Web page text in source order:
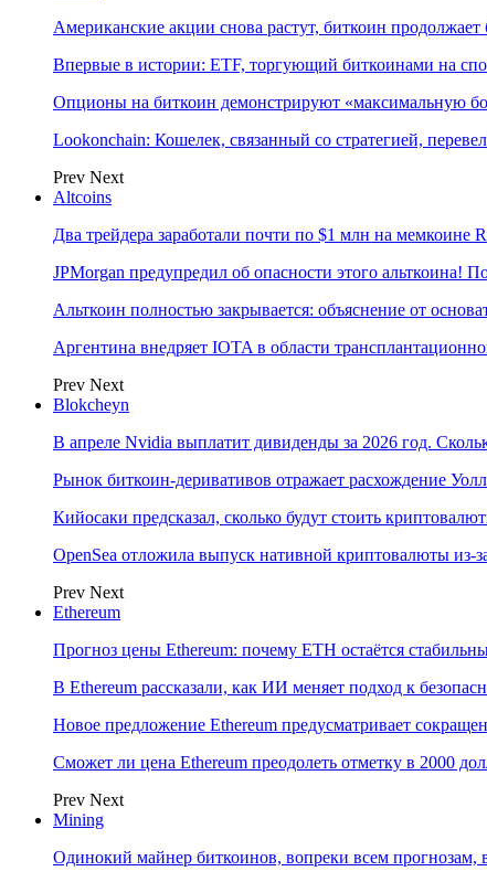
Американские акции снова растут, биткоин
Впервые в истории: ETF, торгующий биткоинами на
Опционы на биткоин демонстрируют «максимальную
Lookonchain: Кошелек, связанный со стратегией,
Prev Next
Altcoins
Два трейдера заработали почти по $1 млн на мемкоине
JPMorgan предупредил об опасности этого альткоина!
Альткоин полностью закрывается: объяснение от
Аргентина внедряет IOTA в области
Prev Next
Blokcheyn
В апреле Nvidia выплатит дивиденды за 2026 год.
Рынок биткоин-деривативов отражает расхождение
Кийосаки предсказал, сколько будут стоить
OpenSea отложила выпуск нативной криптовалюты из-
Prev Next
Ethereum
Прогноз цены Ethereum: почему ETH остаётся
В Ethereum рассказали, как ИИ меняет подход к
Новое предложение Ethereum предусматривает
Сможет ли цена Ethereum преодолеть отметку в 2000
Prev Next
Mining
Одинокий майнер биткоинов, вопреки всем прогнозам,